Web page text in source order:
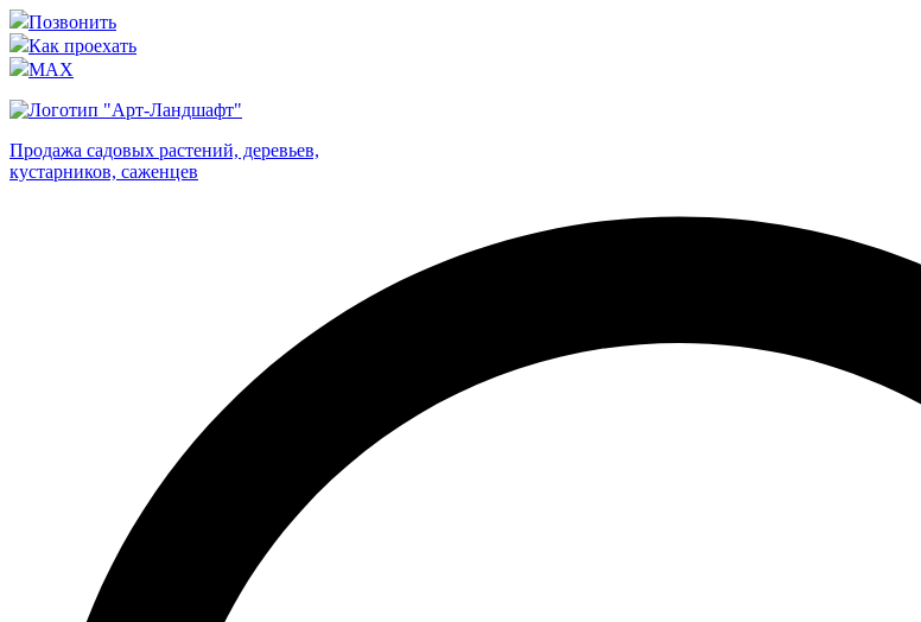
Позвонить
Как проехать
MAX
Продажа садовых растений, деревьев,
кустарников, саженцев